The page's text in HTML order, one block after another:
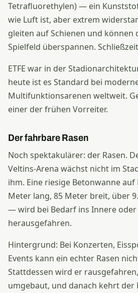
Tetrafluorethylen) — ein
wie Luft ist, aber extrem
gleiten auf Schienen und können
Spielfeld überspannen.
ETFE war in der
heute ist es Standard bei
Multifunktionsarenen weltweit.
einer der frühen Vorreiter.
Der fahrbare Rasen
Noch spektakulärer: der Rasen.
Veltins-Arena wächst nicht im
ihm. Eine riesige Betonwanne
Meter lang, 85 Meter breit, über
— wird bei Bedarf ins Innere oder
herausgefahren.
Hintergrund: Bei Konzerten,
Events kann ein echter Rasen
Stattdessen wird er
umgebaut, und danach kehrt der